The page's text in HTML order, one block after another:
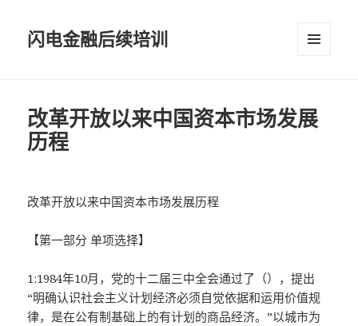
闪电金融后续培训
改革开放以来中国资本市场发展
历程
改革开放以来中国资本市场发展历程
【第一部分 单项选择】
1:1984年10月，党的十二届三中全会通过了（），提出
“明确认识社会主义计划经济必须自觉依据和运用价值规
律，是在公有制基础上的有计划的商品经济。”以城市为